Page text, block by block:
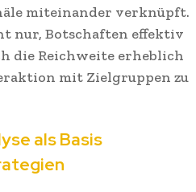
miteinander verknüpft.
nur, Botschaften effektiv
die Reichweite erheblich
mit Zielgruppen zu
als Basis